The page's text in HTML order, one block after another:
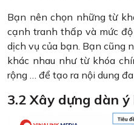
Bạn nên chọn những từ
cạnh tranh thấp và mức
dịch vụ của bạn. Bạn cũng
khác nhau như từ khóa
rộng … để tạo ra nội dung
3.2 Xây dựng dàn